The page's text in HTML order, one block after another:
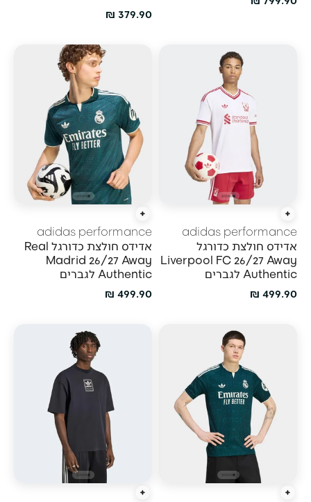
מחיר מבצע
379.90 ₪
הוספה מהירה
adidas performance
אדידס חולצת כדורגל
Liverpool FC 26/27 Away
Authentic לגברים
מחיר מבצע
499.90 ₪
הוספה מהירה
adidas performance
אדידס חולצת כדורגל Real
Madrid 26/27 Away
Authentic לגברים
מחיר מבצע
499.90 ₪
הוספה מהירה הוספה מהירה